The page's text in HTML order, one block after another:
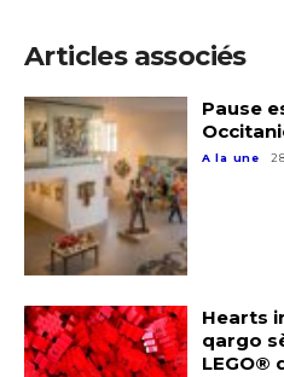
Adresse email*
Nom
Prénom
Adresse email*
Articles associés
Pause
A la une
Hearts
qargo
LEGO®